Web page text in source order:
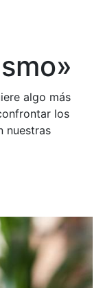
algo más
los
nuestras